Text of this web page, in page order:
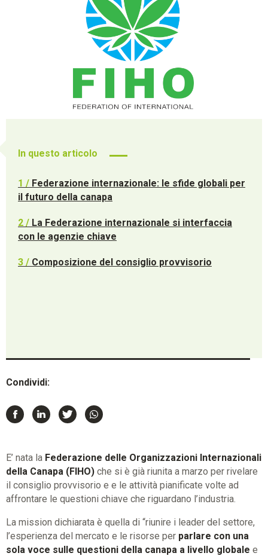
In questo articolo
1 / Federazione internazionale: le sfide globali per
il futuro della canapa
2 / La Federazione internazionale si interfaccia
con le agenzie chiave
3 / Composizione del consiglio provvisorio
Condividi:
E’ nata la Federazione delle Organizzazioni Internazionali
della Canapa (FIHO) che si è già riunita a marzo per rivelare
il consiglio provvisorio e e le attività pianificate volte ad
affrontare le questioni chiave che riguardano l’industria.
La mission dichiarata è quella di “riunire i leader del settore,
l’esperienza del mercato e le risorse per parlare con una
sola voce sulle questioni della canapa a livello globale e